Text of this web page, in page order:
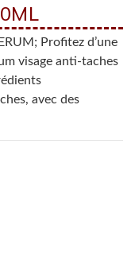
Profitez d’une
visage anti-taches
avec des